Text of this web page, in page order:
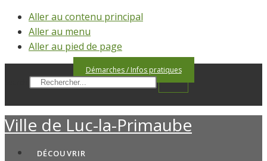
Aller au contenu principal
Aller au menu
Aller au pied de page
Démarches / Infos pratiques
Ville de Luc-la-Primaube
DÉCOUVRIR